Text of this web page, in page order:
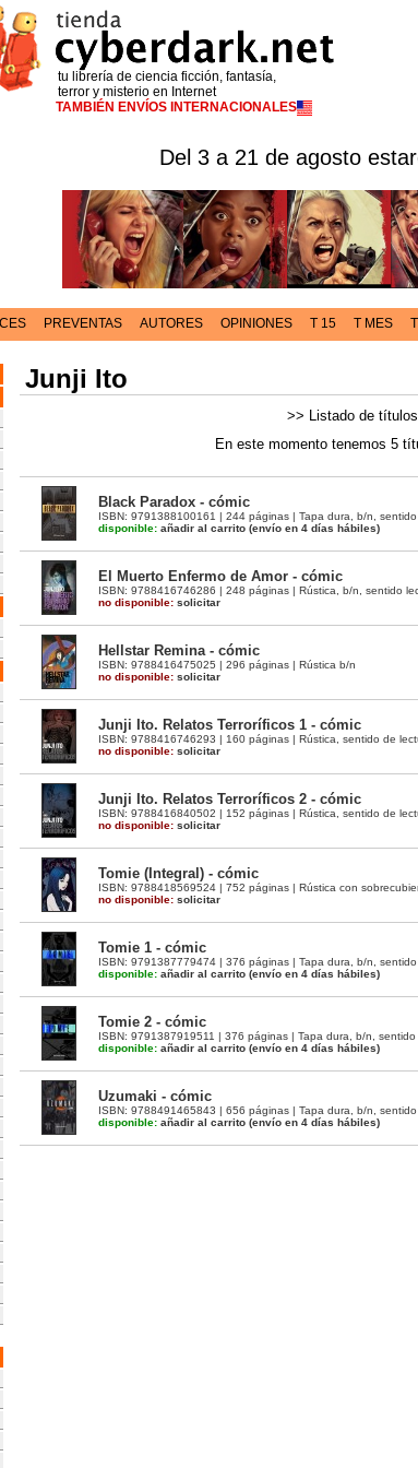
tu librería de ciencia ficción, fantasía,
terror y misterio en Internet
TAMBIÉN ENVÍOS INTERNACIONALES
Del 3 a 21 de agosto
PREVENTAS AUTORES OPINIONES T 15 T MES
Junji Ito
>> Listado de
En este momento tenemos 5
Black Paradox - cómic
ISBN: 9791388100161 | 244 páginas | Tapa dura, b/n,
disponible: añadir al carrito (envío en 4 días hábiles)
El Muerto Enfermo de Amor - cómic
ISBN: 9788416746286 | 248 páginas | Rústica, b/n, sentido
no disponible: solicitar
Hellstar Remina - cómic
ISBN: 9788416475025 | 296 páginas | Rústica b/n
no disponible: solicitar
Junji Ito. Relatos Terroríficos 1 - cómic
ISBN: 9788416746293 | 160 páginas | Rústica, sentido de
no disponible: solicitar
Junji Ito. Relatos Terroríficos 2 - cómic
ISBN: 9788416840502 | 152 páginas | Rústica, sentido de
no disponible: solicitar
Tomie (Integral) - cómic
ISBN: 9788418569524 | 752 páginas | Rústica con
no disponible: solicitar
Tomie 1 - cómic
ISBN: 9791387779474 | 376 páginas | Tapa dura, b/n,
disponible: añadir al carrito (envío en 4 días hábiles)
Tomie 2 - cómic
ISBN: 9791387919511 | 376 páginas | Tapa dura, b/n,
disponible: añadir al carrito (envío en 4 días hábiles)
Uzumaki - cómic
ISBN: 9788491465843 | 656 páginas | Tapa dura, b/n,
disponible: añadir al carrito (envío en 4 días hábiles)